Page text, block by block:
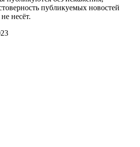
публикуемых новостей
несёт.